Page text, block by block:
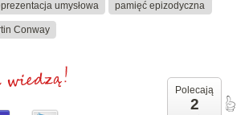
umysłowa pamięć epizodyczna
Conway
Polecają
2